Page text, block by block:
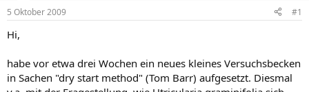
l
e
t
5 Oktober 2009 #1
Hi,
habe vor etwa drei Wochen ein neues kleines Versuchsbecken
in Sachen "dry start method" (Tom Barr) aufgesetzt. Diesmal